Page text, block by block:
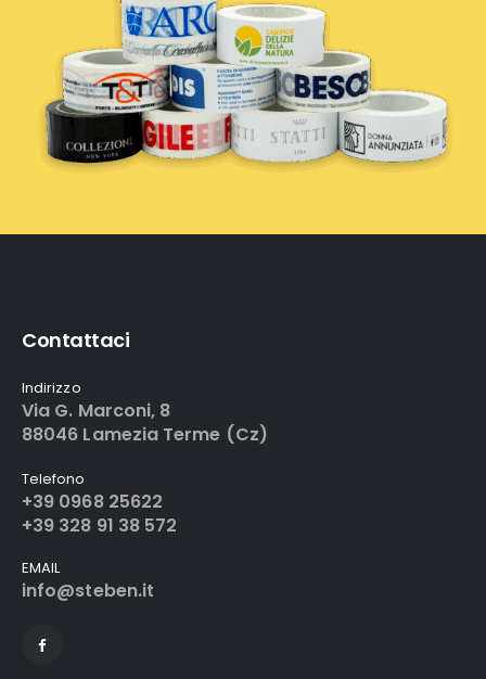
Contattaci
Indirizzo
Via G. Marconi, 8
88046 Lamezia Terme (Cz)
Telefono
+39 0968 25622
+39 328 91 38 572
EMAIL
info@steben.it